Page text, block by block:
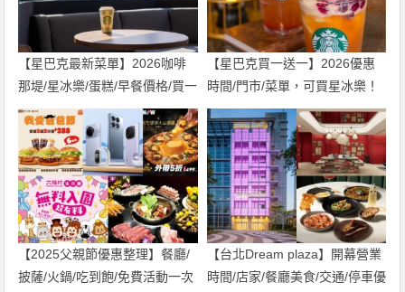
【星巴克最新菜單】2026咖啡
那堤/星冰樂/蛋糕/早餐價格/買一
送一整理
【星巴克買一送一】2026優惠
時間/門市/菜單，可買星冰樂！
【2025父親節優惠整理】餐廳/
披薩/火鍋/吃到飽/免費活動一次
【台北Dream plaza】開幕營業
時間/店家/餐廳美食/交通/停車優